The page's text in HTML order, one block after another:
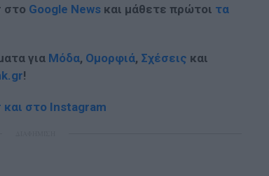
στο Google News και μάθετε πρώτοι τα
για Μόδα, Ομορφιά, Σχέσεις και
!
στο Instagram